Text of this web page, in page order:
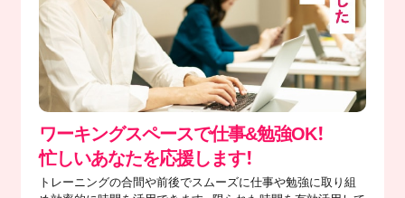
ワーキングスペースで仕事&勉強OK！
忙しいあなたを応援します！
トレーニングの合間や前後でスムーズに仕事や勉強に取り組